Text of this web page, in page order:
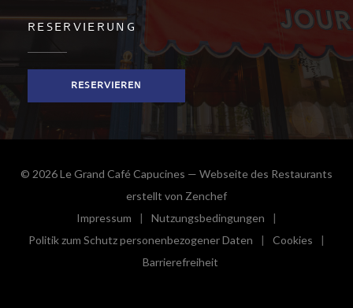
RESERVIERUNG
RESERVIEREN
© 2026 Le Grand Café Capucines — Webseite des Restaurants
erstellt von Zenchef((öffnet ein neues
Impressum
((öffnet ein neues Fenster))
Nutzungsbedingungen
((öffnet ein neues Fenster))
Politik zum Schutz personenbezogener Daten
((öffnet ein neues Fenster))
Cookies
((öffnet
Barrierefreiheit